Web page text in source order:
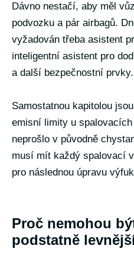
Dávno nestačí, aby měl
podvozku a pár airbagů.
vyžadován třeba asistent
inteligentní asistent pro
a další bezpečnostní prvky.
Samostatnou kapitolou
emisní limity u
neprošlo v původně
musí mít každý spalovací
pro následnou úpravu
Proč nemohou
podstatně